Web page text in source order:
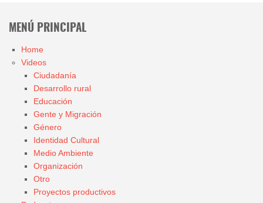
MENÚ PRINCIPAL
Home
Videos
Ciudadanía
Desarrollo rural
Educación
Gente y Migración
Género
Identidad Cultural
Medio Ambiente
Organización
Otro
Proyectos productivos